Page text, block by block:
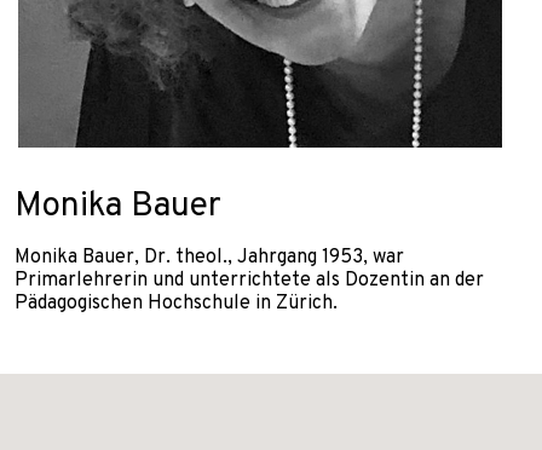
Monika Bauer
Monika Bauer, Dr. theol., Jahrgang 1953, war
Primarlehrerin und unterrichtete als Dozentin an der
Pädagogischen Hochschule in Zürich.